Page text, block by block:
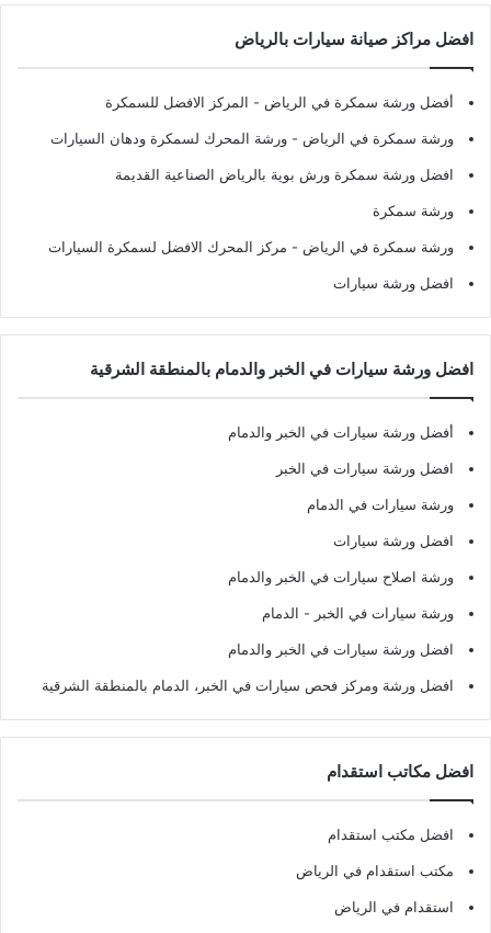
افضل مراكز صيانة سيارات بالرياض
أفضل ورشة سمكرة في الرياض - المركز الافضل للسمكرة
ورشة سمكرة في الرياض - ورشة المحرك لسمكرة ودهان السيارات
افضل ورشة سمكرة ورش بوية بالرياض الصناعية القديمة
ورشة سمكرة
ورشة سمكرة في الرياض - مركز المحرك الافضل لسمكرة السيارات
افضل ورشة سيارات
افضل ورشة سيارات في الخبر والدمام بالمنطقة الشرقية
أفضل ورشة سيارات في الخبر والدمام
افضل ورشة سيارات في الخبر
ورشة سيارات في الدمام
افضل ورشة سيارات
ورشة اصلاح سيارات في الخبر والدمام
ورشة سيارات في الخبر - الدمام
افضل ورشة سيارات في الخبر والدمام
افضل ورشة ومركز فحص سيارات في الخبر، الدمام بالمنطقة الشرقية
افضل مكاتب استقدام
افضل مكتب استقدام
مكتب استقدام في الرياض
استقدام في الرياض